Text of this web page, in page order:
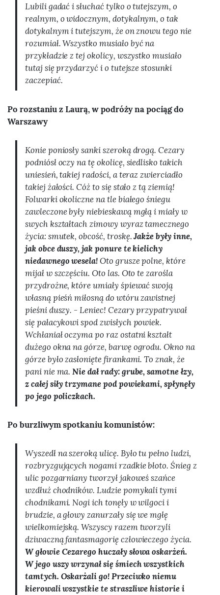
Lubili gadać i słuchać tylko o tutejszym, o
realnym, o widocznym, dotykalnym, o tak
dotykalnym i tutejszym, że on znowu tego nie
rozumiał. Wszystko musiało być na
przykładzie z tej okolicy, wszystko musiało
tutaj się przydarzyć i o tutejsze stosunki
zaczepiać.
Po rozstaniu z Laurą, w podróży na pociąg do
Warszawy
Konie poniosły sanki szeroką drogą. Cezary
podniósł oczy na tę okolicę, siedlisko takich
uniesień, takiej radości, a teraz zwierciadło
takiej żałości. Cóż to się stało z tą ziemią!
Folwarki okoliczne na tle białego śniegu
zawleczone były niebieskawą mgłą i miały w
swych kształtach zimowy wyraz tamecznego
życia: smutek, obcość, troskę.Jakże były inne,
jak obce duszy, jak ponure te kielichy
niedawnego wesela!Oto grusze polne, które
mijał w szczęściu. Oto las. Oto te zarośla
przydrożne, które umiały śpiewać swoją
własną pieśń miłosną do wtóru zawistnej
pieśni duszy. - Leniec! Cezary przypatrywał
się pałacykowi spod zwisłych powiek.
Wchłaniał oczyma po raz ostatni kształt
dużego okna na górze, barwę ogrodu. Okno na
górze było zasłonięte firankami. To znak, że
pani nie ma.Nie dał rady: grube, samotne łzy,
z całej siły trzymane pod powiekami, spłynęły
po jego policzkach.
Po burzliwym spotkaniu komunistów:
Wyszedł na szeroką ulicę. Było tu pełno ludzi,
rozbryzgujących nogami rzadkie błoto. Śnieg z
ulic pozgarniany tworzył jakoweś szańce
wzdłuż chodników. Ludzie pomykali tymi
chodnikami. Nogi ich tonęły w wilgoci i
brudzie, a głowy zanurzały się we mgłę
wielkomiejską. Wszyscy razem tworzyli
dziwaczną fantasmagorię człowieczego życia.
W głowie Cezarego huczały słowa oskarżeń.
W jego uszy wrzynał się śmiech wszystkich
tamtych. Oskarżali go! Przeciwko niemu
kierowali wszystkie te straszliwe historie i